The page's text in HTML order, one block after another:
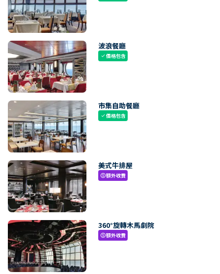
波浪餐廳
check價格包含
市集自助餐廳
check價格包含
美式牛排屋
paid額外收費
360°旋轉木馬劇院
paid額外收費